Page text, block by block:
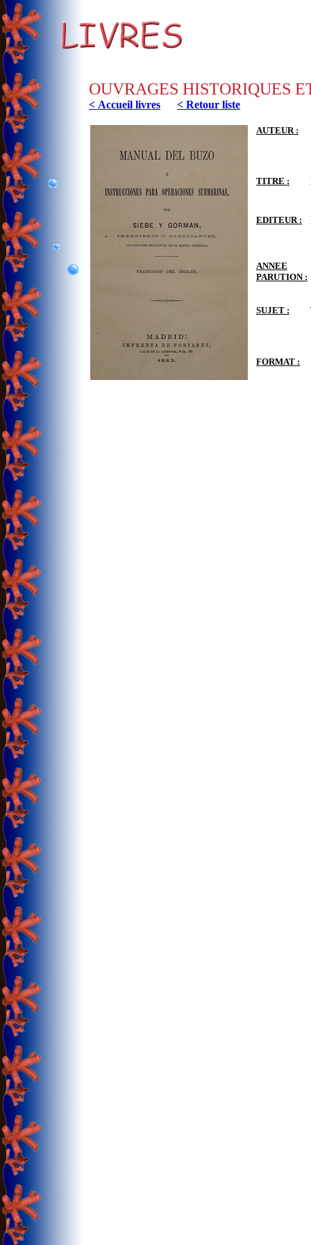
OUVRAGES HISTORIQUES
< Accueil livres < Retour liste
AUTEUR :
TITRE :
EDITEUR :
ANNEE
PARUTION :
SUJET :
FORMAT :